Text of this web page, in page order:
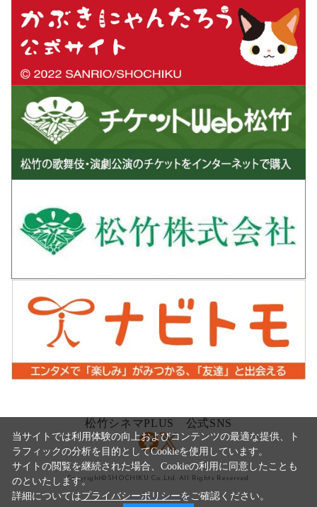
松竹シネマPLUS 公式SNS
Copyright©SHOCHIKU Co.,Ltd. All Rights Reserved.
当サイトでは利用体験の向上およびコンテンツの最適な提供、ト
ラフィックの分析を目的としてCookieを使用しています。
サイトの閲覧を継続された場合、Cookieの利用に同意したことも
のといたします。
詳細についてはプライバシーポリシーをご確認ください。